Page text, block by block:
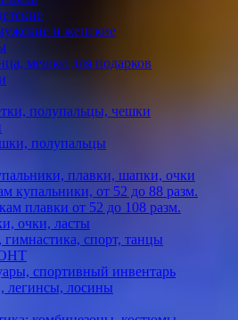
и женские
мешки для подарков
полупальцы, чешки
полупальцы
плавки, шапки, очки
купальники, от 52 до 88 разм.
плавки от 52 до 108 разм.
очки, ласты
гимнастика, спорт, танцы
спортивный инвентарь
легинсы, лосины